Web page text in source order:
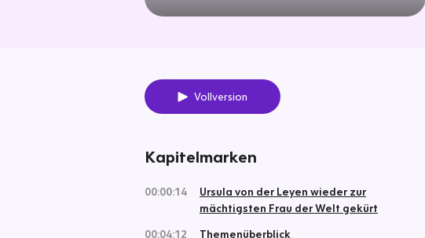
Vollversion
Kapitelmarken
00:00:14
Ursula von der Leyen wieder zur
mächtigsten Frau der Welt gekürt
00:04:12
Themenüberblick